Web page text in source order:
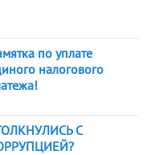
по уплате
налогового
С